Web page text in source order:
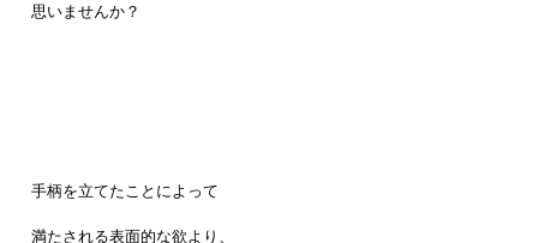
思いませんか？
手柄を立てたことによって
満たされる表面的な欲より、